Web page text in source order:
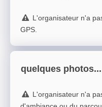
L'organisateur n'a
GPS.
quelques photos...
L'organisateur n'a